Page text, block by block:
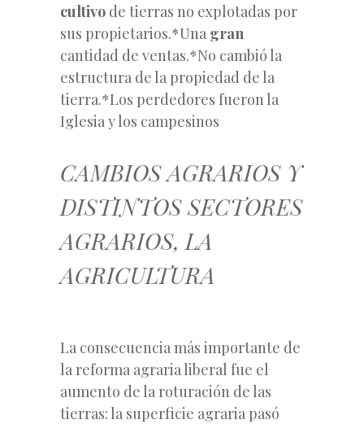
cultivo de tierras no explotadas por
sus propietarios.*Una gran
cantidad de ventas.*No cambió la
estructura de la propiedad de la
tierra.*Los perdedores fueron la
Iglesia y los campesinos
CAMBIOS AGRARIOS Y
DISTINTOS SECTORES
AGRARIOS, LA
AGRICULTURA
La consecuencia más importante de
la reforma agraria liberal fue el
aumento de la roturación de las
tierras: la superficie agraria pasó